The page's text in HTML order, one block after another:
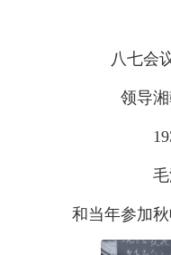
八七会
领导
和当年参加